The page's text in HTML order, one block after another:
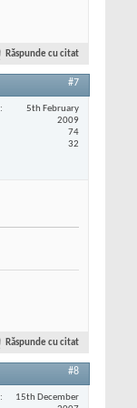
Răspunde cu citat
#7
5th February
2009
74
32
Răspunde cu citat
#8
15th December